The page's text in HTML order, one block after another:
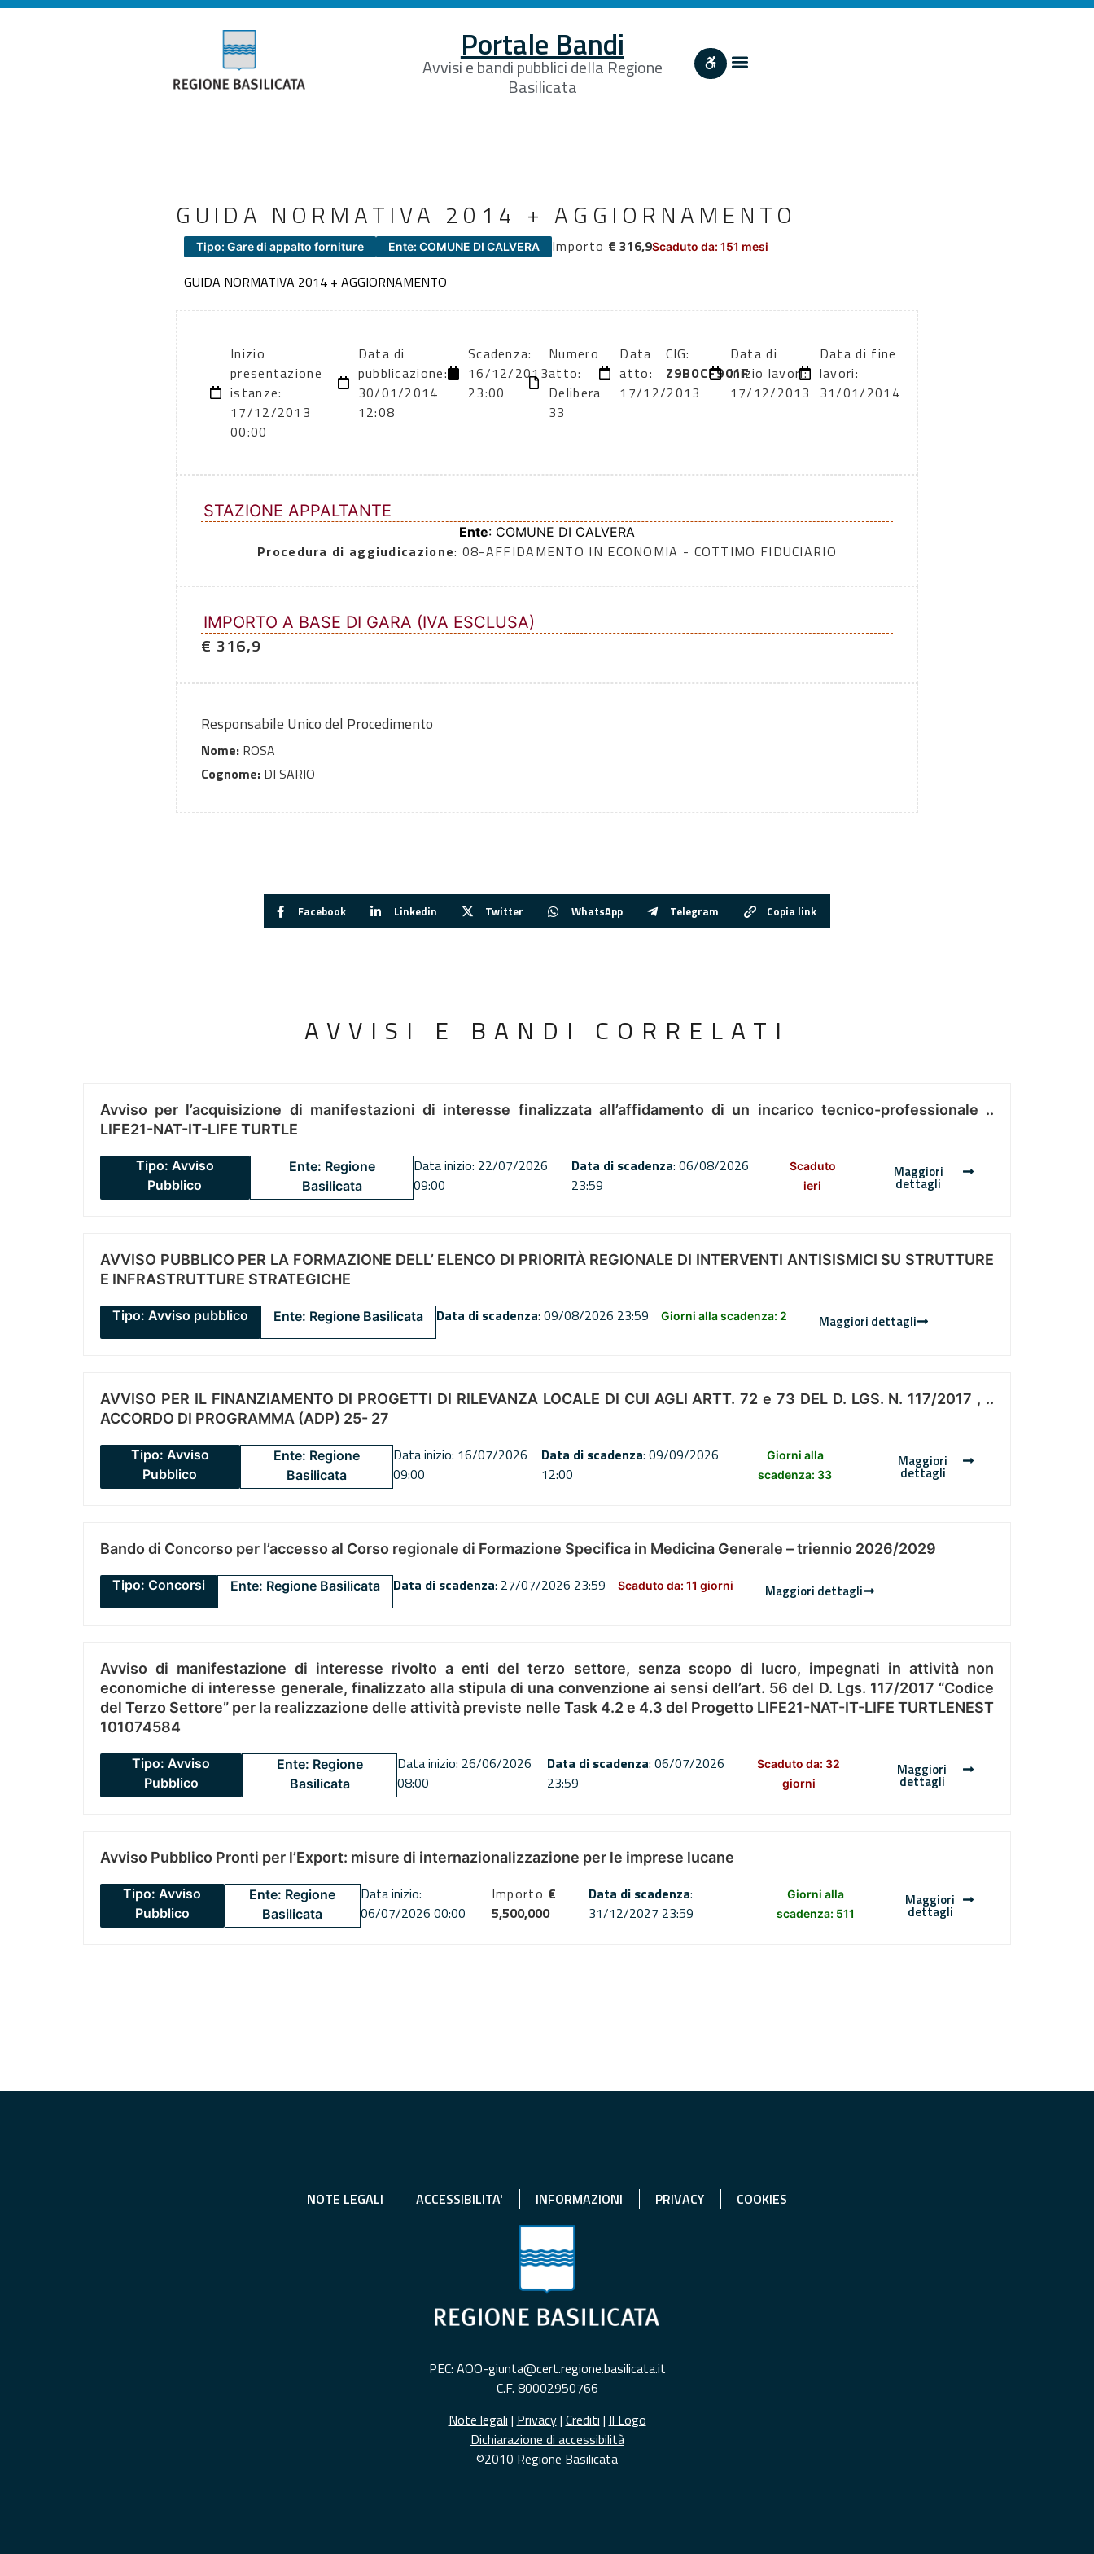
Portale Bandi
Avvisi e bandi pubblici della Regione
Basilicata
GUIDA NORMATIVA 2014 + AGGIORNAMENTO
Tipo: Gare di appalto forniture Ente: COMUNE DI CALVERA Importo € 316,9Scaduto da: 151 mesi
GUIDA NORMATIVA 2014 + AGGIORNAMENTO
Inizio
presentazione
istanze:
17/12/2013
00:00
Data di
pubblicazione:
30/01/2014
12:08
Scadenza:
16/12/2013
23:00
Numero
atto:
Delibera
33
Data
atto:
17/12/2013
CIG:
Z9B0CF901F
Data di
inizio lavori:
17/12/2013
Data di fine
lavori:
31/01/2014
STAZIONE APPALTANTE
Ente: COMUNE DI CALVERA
Procedura di aggiudicazione: 08-AFFIDAMENTO IN ECONOMIA - COTTIMO FIDUCIARIO
IMPORTO A BASE DI GARA (IVA ESCLUSA)
€ 316,9
Responsabile Unico del Procedimento
Nome: ROSA
Cognome: DI SARIO
Facebook Linkedin Twitter WhatsApp Telegram Copia link
AVVISI E BANDI CORRELATI
Avviso per l’acquisizione di manifestazioni di interesse finalizzata all’affidamento di un incarico tecnico-professionale ..
LIFE21-NAT-IT-LIFE TURTLE
Tipo: Avviso
Pubblico
Ente: Regione
Basilicata
Data inizio: 22/07/2026
09:00
Data di scadenza: 06/08/2026
23:59
Scaduto
ieri
Maggiori
dettagli
AVVISO PUBBLICO PER LA FORMAZIONE DELL’ ELENCO DI PRIORITÀ REGIONALE DI INTERVENTI ANTISISMICI SU STRUTTURE
E INFRASTRUTTURE STRATEGICHE
Tipo: Avviso pubblico Ente: Regione Basilicata Data di scadenza: 09/08/2026 23:59 Giorni alla scadenza: 2 Maggiori dettagli
AVVISO PER IL FINANZIAMENTO DI PROGETTI DI RILEVANZA LOCALE DI CUI AGLI ARTT. 72 e 73 DEL D. LGS. N. 117/2017 , ..
ACCORDO DI PROGRAMMA (ADP) 25- 27
Tipo: Avviso
Pubblico
Ente: Regione
Basilicata
Data inizio: 16/07/2026
09:00
Data di scadenza: 09/09/2026
12:00
Giorni alla
scadenza: 33
Maggiori
dettagli
Bando di Concorso per l’accesso al Corso regionale di Formazione Specifica in Medicina Generale – triennio 2026/2029
Tipo: Concorsi Ente: Regione Basilicata Data di scadenza: 27/07/2026 23:59 Scaduto da: 11 giorni Maggiori dettagli
Avviso di manifestazione di interesse rivolto a enti del terzo settore, senza scopo di lucro, impegnati in attività non
economiche di interesse generale, finalizzato alla stipula di una convenzione ai sensi dell’art. 56 del D. Lgs. 117/2017 “Codice
del Terzo Settore” per la realizzazione delle attività previste nelle Task 4.2 e 4.3 del Progetto LIFE21-NAT-IT-LIFE TURTLENEST
101074584
Tipo: Avviso
Pubblico
Ente: Regione
Basilicata
Data inizio: 26/06/2026
08:00
Data di scadenza: 06/07/2026
23:59
Scaduto da: 32
giorni
Maggiori
dettagli
Avviso Pubblico Pronti per l’Export: misure di internazionalizzazione per le imprese lucane
Tipo: Avviso
Pubblico
Ente: Regione
Basilicata
Data inizio:
06/07/2026 00:00
Importo €
5,500,000
Data di scadenza:
31/12/2027 23:59
Giorni alla
scadenza: 511
Maggiori
dettagli
NOTE LEGALI ACCESSIBILITA' INFORMAZIONI PRIVACY COOKIES
PEC: AOO-giunta@cert.regione.basilicata.it
C.F. 80002950766
Note legali | Privacy| Crediti | Il Logo
Dichiarazione di accessibilità
©2010 Regione Basilicata